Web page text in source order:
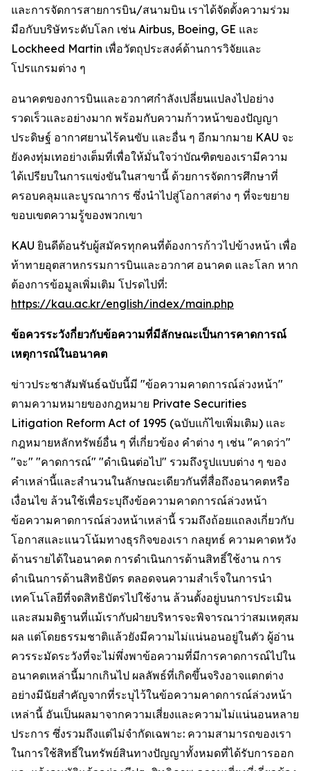
และการจัดการสายการบิน/สนามบิน เราได้จัดตั้งความร่วม
มือกับบริษัทระดับโลก เช่น Airbus, Boeing, GE และ
Lockheed Martin เพื่อวัตถุประสงค์ด้านการวิจัยและ
โปรแกรมต่าง ๆ
อนาคตของการบินและอวกาศกำลังเปลี่ยนแปลงไปอย่าง
รวดเร็วและอย่างมาก พร้อมกับความก้าวหน้าของปัญญา
ประดิษฐ์ อากาศยานไร้คนขับ และอื่น ๆ อีกมากมาย KAU จะ
ยังคงทุ่มเทอย่างเต็มที่เพื่อให้มั่นใจว่าบัณฑิตของเรามีความ
ได้เปรียบในการแข่งขันในสาขานี้ ด้วยการจัดการศึกษาที่
ครอบคลุมและบูรณาการ ซึ่งนำไปสู่โอกาสต่าง ๆ ที่จะขยาย
ขอบเขตความรู้ของพวกเขา
KAU ยินดีต้อนรับผู้สมัครทุกคนที่ต้องการก้าวไปข้างหน้า เพื่อ
ท้าทายอุตสาหกรรมการบินและอวกาศ อนาคต และโลก หาก
ต้องการข้อมูลเพิ่มเติม โปรดไปที่:
https://kau.ac.kr/english/index/main.php
ข้อควรระวังกี่ยวกับข้อความที่มีลักษณะเป็นการคาดการณ์
เหตุการณ์ในอนาคต
ข่าวประชาสัมพันธ์ฉบับนี้มี "ข้อความคาดการณ์ล่วงหน้า"
ตามความหมายของกฎหมาย Private Securities
Litigation Reform Act of 1995 (ฉบับแก้ไขเพิ่มเติม) และ
กฎหมายหลักทรัพย์อื่น ๆ ที่เกี่ยวข้อง คำต่าง ๆ เช่น "คาดว่า"
"จะ" "คาดการณ์" "ดำเนินต่อไป" รวมถึงรูปแบบต่าง ๆ ของ
คำเหล่านี้และสำนวนในลักษณะเดียวกันที่สื่อถึงอนาคตหรือ
เงื่อนไข ล้วนใช้เพื่อระบุถึงข้อความคาดการณ์ล่วงหน้า
ข้อความคาดการณ์ล่วงหน้าเหล่านี้ รวมถึงถ้อยแถลงเกี่ยวกับ
โอกาสและแนวโน้มทางธุรกิจของเรา กลยุทธ์ ความคาดหวัง
ด้านรายได้ในอนาคต การดำเนินการด้านสิทธิ์ใช้งาน การ
ดำเนินการด้านสิทธิบัตร ตลอดจนความสำเร็จในการนำ
เทคโนโลยีที่จดสิทธิบัตรไปใช้งาน ล้วนตั้งอยู่บนการประเมิน
และสมมติฐานที่แม้เรากับฝ่ายบริหารจะพิจารณาว่าสมเหตุสม
ผล แต่โดยธรรมชาติแล้วยังมีความไม่แน่นอนอยู่ในตัว ผู้อ่าน
ควรระมัดระวังที่จะไม่พึ่งพาข้อความที่มีการคาดการณ์ไปใน
อนาคตเหล่านี้มากเกินไป ผลลัพธ์ที่เกิดขึ้นจริงอาจแตกต่าง
อย่างมีนัยสำคัญจากที่ระบุไว้ในข้อความคาดการณ์ล่วงหน้า
เหล่านี้ อันเป็นผลมาจากความเสี่ยงและความไม่แน่นอนหลาย
ประการ ซึ่งรวมถึงแต่ไม่จำกัดเฉพาะ: ความสามารถของเรา
ในการใช้สิทธิ์ในทรัพย์สินทางปัญญาทั้งหมดที่ได้รับการออก